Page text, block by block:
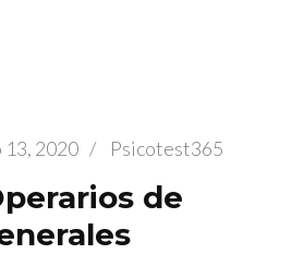
13, 2020 / Psicotest365
de